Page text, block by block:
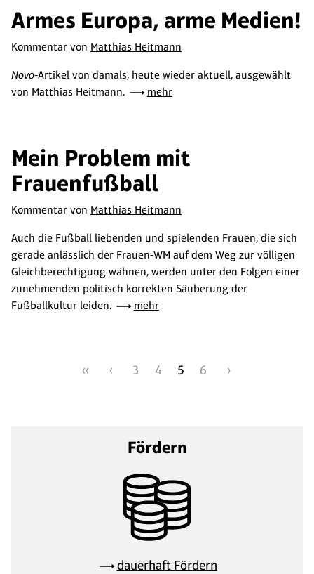
Armes Europa, arme Medien!
Kommentar von Matthias Heitmann
Novo-Artikel von damals, heute wieder aktuell, ausgewählt
von Matthias Heitmann.
mehr
Mein Problem mit
Frauenfußball
Kommentar von Matthias Heitmann
Auch die Fußball liebenden und spielenden Frauen, die sich
gerade anlässlich der Frauen-WM auf dem Weg zur völligen
Gleichberechtigung wähnen, werden unter den Folgen einer
zunehmenden politisch korrekten Säuberung der
Fußballkultur leiden.
mehr
‹‹ ‹ 3 4 5 6 ›
Fördern
dauerhaft Fördern